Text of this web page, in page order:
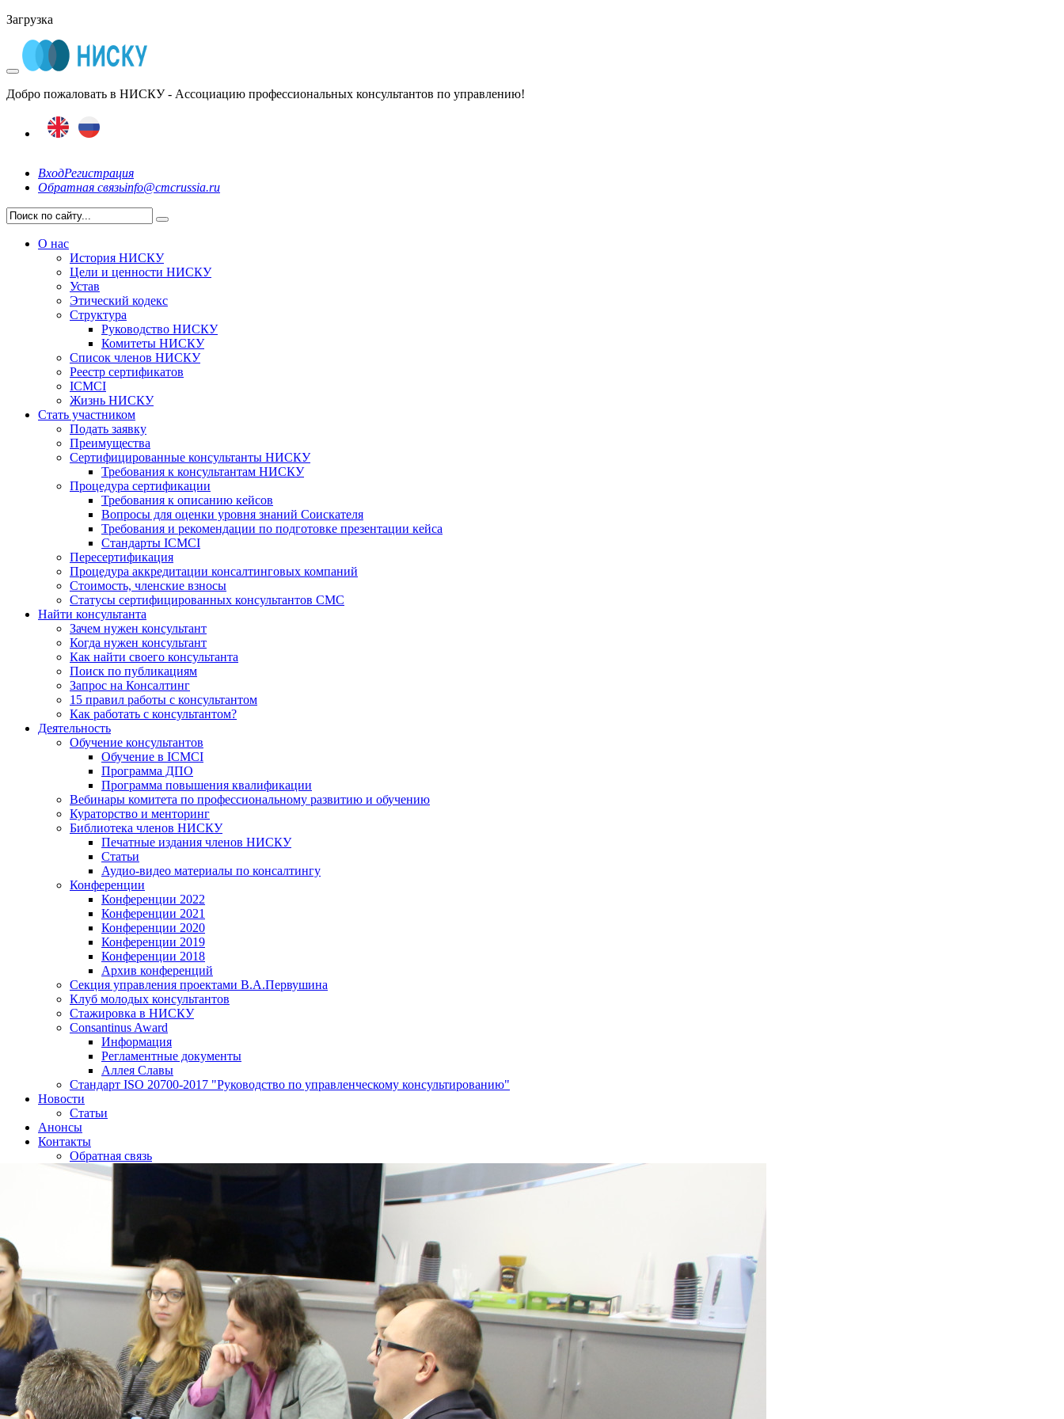
Загрузка
Добро пожаловать в НИСКУ - Ассоциацию профессиональных консультантов по управлению!
ВходРегистрация
Обратная связьinfo@cmcrussia.ru
О нас
История НИСКУ
Цели и ценности НИСКУ
Устав
Этический кодекс
Структура
Руководство НИСКУ
Комитеты НИСКУ
Список членов НИСКУ
Реестр сертификатов
ICMCI
Жизнь НИСКУ
Стать участником
Подать заявку
Преимущества
Сертифицированные консультанты НИСКУ
Требования к консультантам НИСКУ
Процедура сертификации
Требования к описанию кейсов
Вопросы для оценки уровня знаний Соискателя
Требования и рекомендации по подготовке презентации кейса
Стандарты ICMCI
Пересертификация
Процедура аккредитации консалтинговых компаний
Стоимость, членские взносы
Статусы сертифицированных консультантов СМС
Найти консультанта
Зачем нужен консультант
Когда нужен консультант
Как найти своего консультанта
Поиск по публикациям
Запрос на Консалтинг
15 правил работы с консультантом
Как работать с консультантом?
Деятельность
Обучение консультантов
Обучение в ICMCI
Программа ДПО
Программа повышения квалификации
Вебинары комитета по профессиональному развитию и обучению
Кураторство и менторинг
Библиотека членов НИСКУ
Печатные издания членов НИСКУ
Статьи
Аудио-видео материалы по консалтингу
Конференции
Конференции 2022
Конференции 2021
Конференции 2020
Конференции 2019
Конференции 2018
Архив конференций
Секция управления проектами В.А.Первушина
Клуб молодых консультантов
Стажировка в НИСКУ
Consantinus Award
Информация
Регламентные документы
Аллея Славы
Cтандарт ISO 20700-2017 "Руководство по управленческому консультированию"
Новости
Статьи
Анонсы
Контакты
Обратная связь